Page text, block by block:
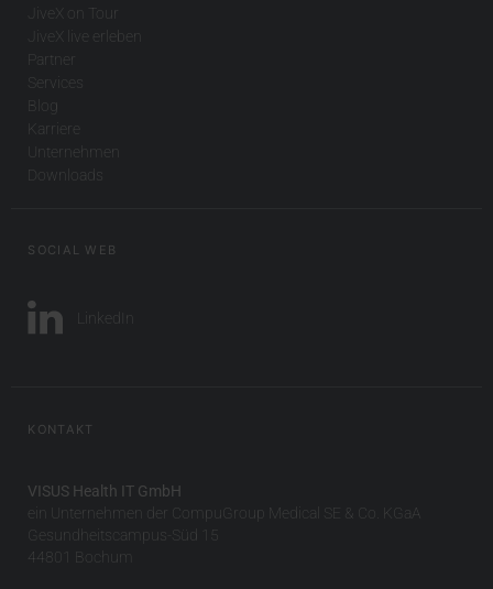
JiveX on Tour
JiveX live erleben
Partner
Services
Blog
Karriere
Unternehmen
Downloads
SOCIAL WEB
LinkedIn
KONTAKT
VISUS Health IT GmbH
ein Unternehmen der CompuGroup Medical SE & Co. KGaA
Gesundheitscampus-Süd 15
44801 Bochum